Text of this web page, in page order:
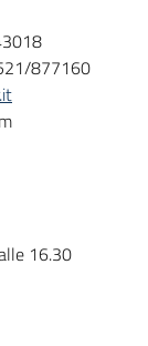
877160
16.30